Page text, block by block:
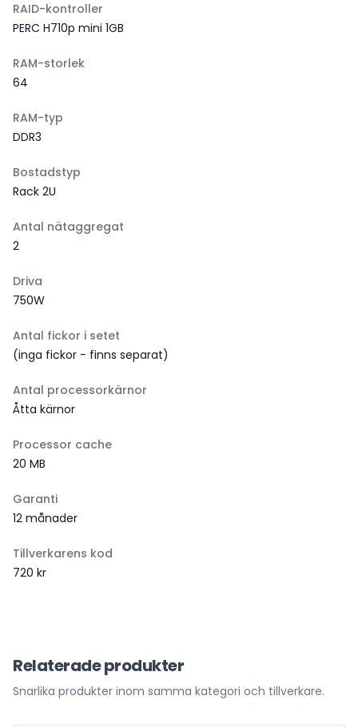
RAID-kontroller
PERC H710p mini 1GB
RAM-storlek
64
RAM-typ
DDR3
Bostadstyp
Rack 2U
Antal nätaggregat
2
Driva
750W
Antal fickor i setet
(inga fickor - finns separat)
Antal processorkärnor
Åtta kärnor
Processor cache
20 MB
Garanti
12 månader
Tillverkarens kod
720 kr
Relaterade produkter
Snarlika produkter inom samma kategori och tillverkare.